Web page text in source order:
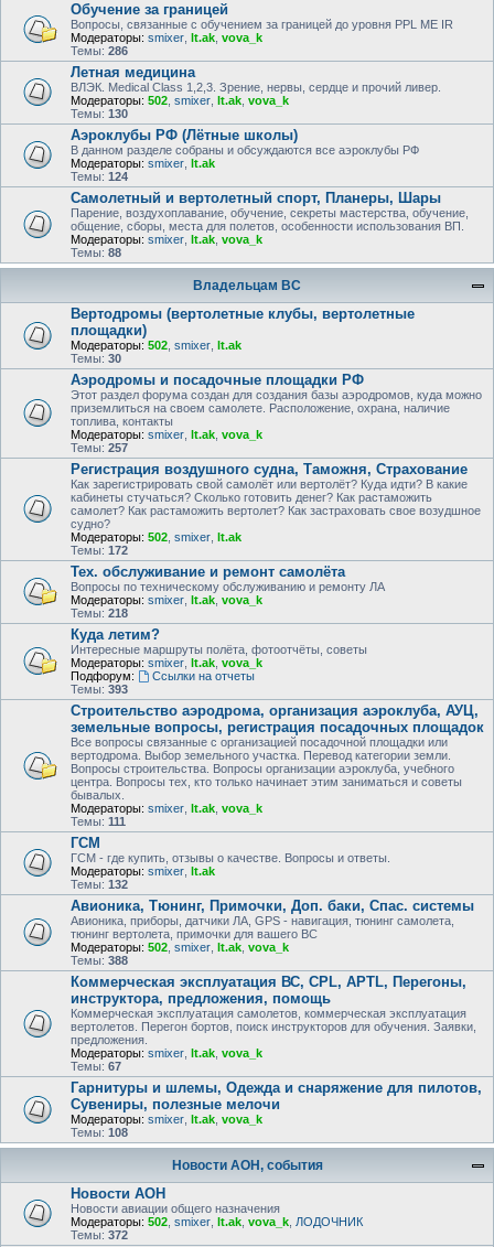
Обучение за границей
Вопросы, связанные с обучением за границей до уровня PPL ME IR
Модераторы: smixer lt.ak vova_k
Темы: 286
Летная медицина
ВЛЭК. Medical Class 1,2,3. Зрение, нервы, сердце и прочий ливер.
Модераторы: 502 smixer lt.ak vova_k
Темы: 130
Аэроклубы РФ (Лётные школы)
В данном разделе собраны и обсуждаются все аэроклубы РФ
Модераторы: smixer lt.ak
Темы: 124
Самолетный и вертолетный спорт, Планеры, Шары
Парение, воздухоплавание, обучение, секреты мастерства, обучение,
общение, сборы, места для полетов, особенности использования ВП.
Модераторы: smixer lt.ak vova_k
Темы: 88
Владельцам ВС
Вертодромы (вертолетные клубы, вертолетные
площадки)
Модераторы: 502 smixer lt.ak
Темы: 30
Аэродромы и посадочные площадки РФ
Этот раздел форума создан для создания базы аэродромов, куда можно
приземлиться на своем самолете. Расположение, охрана, наличие
топлива, контакты
Модераторы: smixer lt.ak vova_k
Темы: 257
Регистрация воздушного судна, Таможня, Страхование
Как зарегистрировать свой самолёт или вертолёт? Куда идти? В какие
кабинеты стучаться? Сколько готовить денег? Как растаможить
самолет? Как растаможить вертолет? Как застраховать свое возудшное
судно?
Модераторы: 502 smixer lt.ak
Темы: 172
Тех. обслуживание и ремонт самолёта
Вопросы по техническому обслуживанию и ремонту ЛА
Модераторы: smixer lt.ak vova_k
Темы: 218
Куда летим?
Интересные маршруты полёта, фотоотчёты, советы
Модераторы: smixer lt.ak vova_k
Подфорум:
Ссылки на отчеты
Темы: 393
Строительство аэродрома, организация аэроклуба, АУЦ,
земельные вопросы, регистрация посадочных площадок
Все вопросы связанные с организацией посадочной площадки или
вертодрома. Выбор земельного участка. Перевод категории земли.
Вопросы строительства. Вопросы организации аэроклуба, учебного
центра. Вопросы тех, кто только начинает этим заниматься и советы
бывалых.
Модераторы: smixer lt.ak vova_k
Темы: 111
ГСМ
ГСМ - где купить, отзывы о качестве. Вопросы и ответы.
Модераторы: smixer lt.ak
Темы: 132
Авионика, Тюнинг, Примочки, Доп. баки, Спас. системы
Авионика, приборы, датчики ЛА, GPS - навигация, тюнинг самолета,
тюнинг вертолета, примочки для вашего ВС
Модераторы: 502 smixer lt.ak vova_k
Темы: 388
Коммерческая эксплуатация ВС, CPL, APTL, Перегоны,
инструктора, предложения, помощь
Коммерческая эксплуатация самолетов, коммерческая эксплуатация
вертолетов. Перегон бортов, поиск инструкторов для обучения. Заявки,
предложения.
Модераторы: smixer lt.ak vova_k
Темы: 67
Гарнитуры и шлемы, Одежда и снаряжение для пилотов,
Сувениры, полезные мелочи
Модераторы: smixer lt.ak vova_k
Темы: 108
Новости АОН, события
Новости АОН
Новости авиации общего назначения
Модераторы: 502 smixer lt.ak vova_k ЛОДОЧНИК
Темы: 372